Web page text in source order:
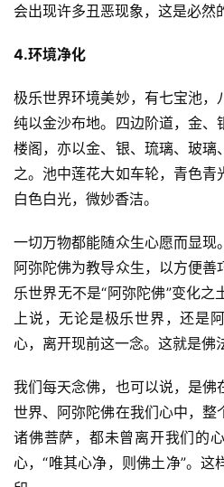
点
音
高
僧
访
谈
乐
菩
提
专
题
公
益
慈
善
会出现许多丑恶现象，这是必然
4.环境净化
极乐世界环境美妙，有七宝池，
纯以金沙布地。四边阶道，金、
楼阁，亦以金、银、琉璃、玻璃
之。池中莲花大如车轮，青色青
白色白光，微妙香洁。
一切万物都能随众生心愿而显现
阿弥陀佛为教导众生，以方便善
乐世界无不是“阿弥陀佛”变化
上说，无论是极乐世界，还是
心，离开现前这一念。这就是佛
我们每天念佛，也可以说，是佛
世界、阿弥陀佛在我们心中，整
诸佛菩萨，都未曾离开我们的
心，“唯其心净，则佛土净”。